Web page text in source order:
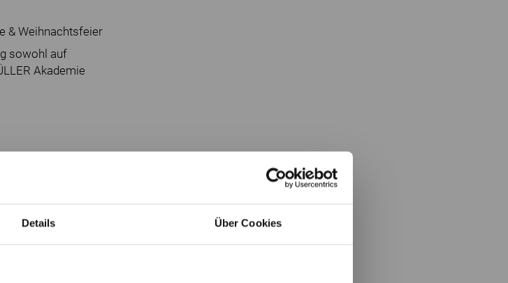
Details Über Cookies
& Weihnachtsfeier
sowohl auf
Akademie